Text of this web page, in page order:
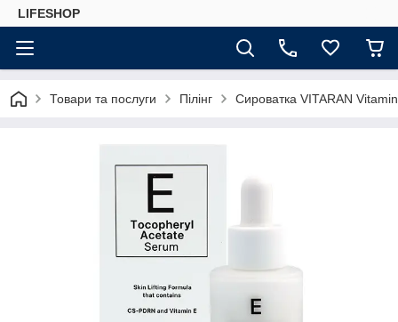
LIFESHOP
Товари та послуги Пілінг Сироватка VITARAN